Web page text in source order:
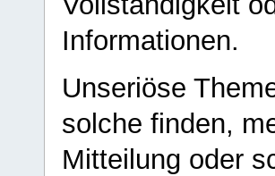
Informationen.
Unseriöse
solche finden,
Mitteilung oder